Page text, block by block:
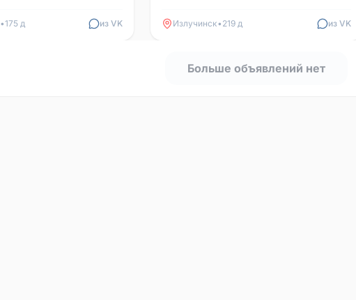
•175 д из VK Излучинск• 219 д из VK
Больше объявлений нет